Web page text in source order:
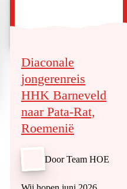
Diaconale
jongerenreis
HHK Barneveld
naar Pata-Rat,
Roemenië
Door Team HOE